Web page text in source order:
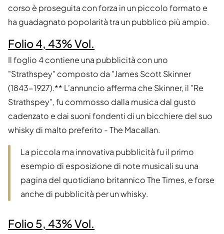
corso è proseguita con forza in un piccolo formato e
ha guadagnato popolarità tra un pubblico più ampio.
Folio 4, 43% Vol.
Il foglio 4 contiene una pubblicità con uno
"Strathspey" composto da "James Scott Skinner
(1843-1927).** L'annuncio afferma che Skinner, il "Re
Strathspey", fu commosso dalla musica dal gusto
cadenzato e dai suoni fondenti di un bicchiere del suo
whisky di malto preferito - The Macallan.
La piccola ma innovativa pubblicità fu il primo
esempio di esposizione di note musicali su una
pagina del quotidiano britannico The Times, e forse
anche di pubblicità per un whisky.
Folio 5, 43% Vol.